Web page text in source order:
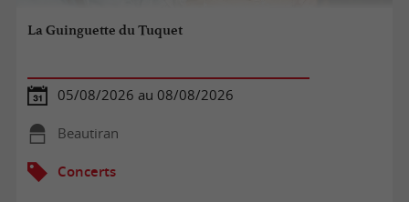
La Guinguette du Tuquet
05/08/2026 au 08/08/2026
Beautiran
Concerts